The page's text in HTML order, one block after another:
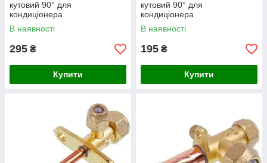
кутовий 90° для
кондиціонера
В наявності
295 ₴
Купити
кутовий 90° для
кондиціонера
В наявності
195 ₴
Купити